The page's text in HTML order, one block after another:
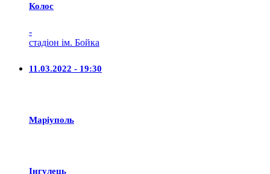
Колос
-
стадіон ім. Бойка
11.03.2022 - 19:30
Маріуполь
Iнгулець